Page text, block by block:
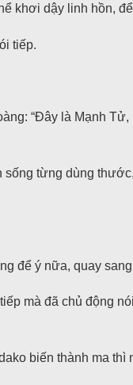
khơi dậy linh hồn,
tiếp.
“Đây là Mạnh
sống từng dùng
để ý nữa, quay
mà đã chủ động
biến thành ma